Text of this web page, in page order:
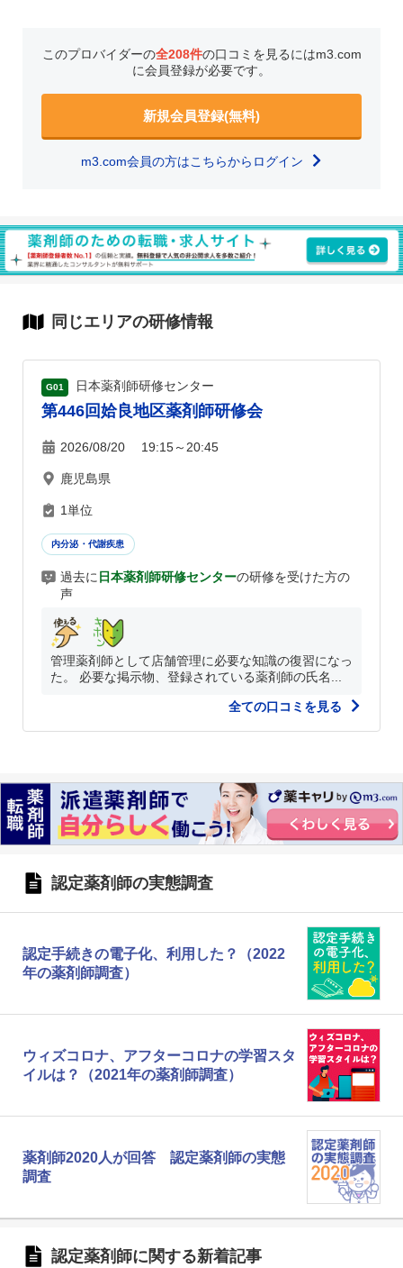
このプロバイダーの全208件の口コミを見るにはm3.com
に会員登録が必要です。
新規会員登録(無料)
m3.com会員の方はこちらからログイン
同じエリアの研修情報
G01 日本薬剤師研修センター
第446回姶良地区薬剤師研修会
2026/08/20 19:15～20:45
鹿児島県
1単位
内分泌・代謝疾患
過去に 日本薬剤師研修センターの研修を受けた方の
声
管理薬剤師として店舗管理に必要な知識の復習になっ
た。 必要な掲示物、登録されている薬剤師の氏名...
全ての口コミを見る
認定薬剤師の実態調査
認定手続きの電子化、利用した？（2022
年の薬剤師調査）
ウィズコロナ、アフターコロナの学習スタ
イルは？（2021年の薬剤師調査）
薬剤師2020人が回答 認定薬剤師の実態
調査
認定薬剤師に関する新着記事